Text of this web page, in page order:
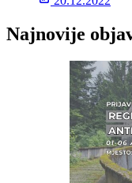
Najnovije